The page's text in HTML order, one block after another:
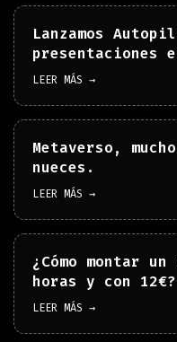
Lanzamos
presentaciones
LEER MÁS →
Metaverso,
nueces.
LEER MÁS →
¿Cómo montar
horas y con 12€?
LEER MÁS →